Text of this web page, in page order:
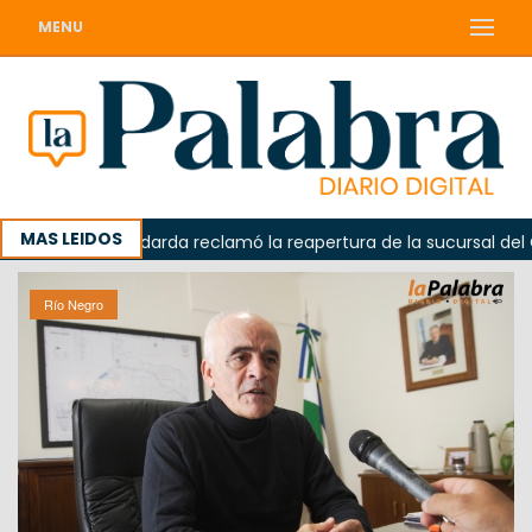
MENU
MAS LEIDOSOdarda reclamó la reapertura de la sucursal del
Río Negro